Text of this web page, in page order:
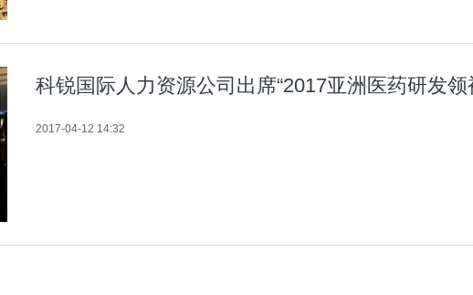
科锐国际人力资源公司出席“2017亚洲医药研发领
2017-04-12 14:32